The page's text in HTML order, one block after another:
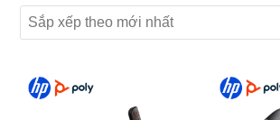
sắp
xếp
theo